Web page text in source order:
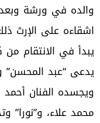
اشقاءه على الإرث
يبدأ في الانتقام
يدعى “عبد المحسن”
ويجسده الفنان أحمد
محمد علاء، و”نورا”